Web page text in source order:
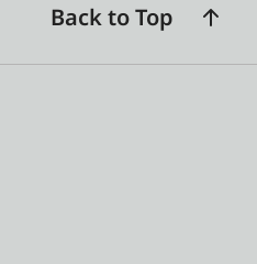
Back to Top